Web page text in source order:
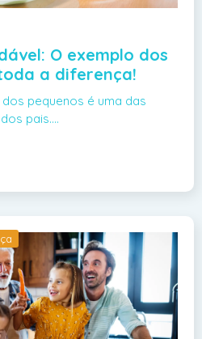
O exemplo dos
a diferença!
pequenos é uma das
pais.…